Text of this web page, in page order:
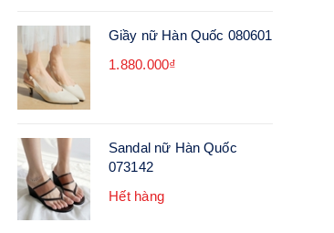
Giầy nữ Hàn Quốc 080601
1.880.000₫
Sandal nữ Hàn Quốc
073142
Hết hàng